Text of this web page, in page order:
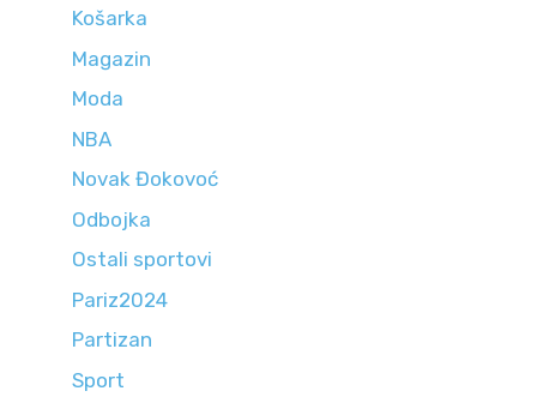
Košarka
Magazin
Moda
NBA
Novak Đokovoć
Odbojka
Ostali sportovi
Pariz2024
Partizan
Sport